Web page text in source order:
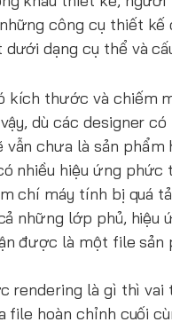
công cụ thiết
dạng cụ thể và
thước và chiếm
dù các designer
chưa là sản
nhiều hiệu ứng
chí máy tính bị quá
những lớp phủ,
được là một file
rendering là gì thì
file hoàn chỉnh cuối